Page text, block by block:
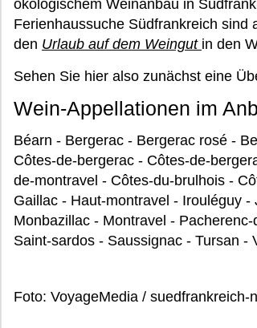
ökologischem Weinanbau in
Ferienhaussuche Südfrankreich sind
den Urlaub auf dem Weingut in den
Sehen Sie hier also zunächst eine
Wein-Appellationen im
Béarn - Bergerac - Bergerac rosé -
Côtes-de-bergerac - Côtes-de-
de-montravel - Côtes-du-brulhois -
Gaillac - Haut-montravel - Irouléguy
Monbazillac - Montravel -
Saint-sardos - Saussignac - Tursan -
Foto: VoyageMedia / suedfrankreich-